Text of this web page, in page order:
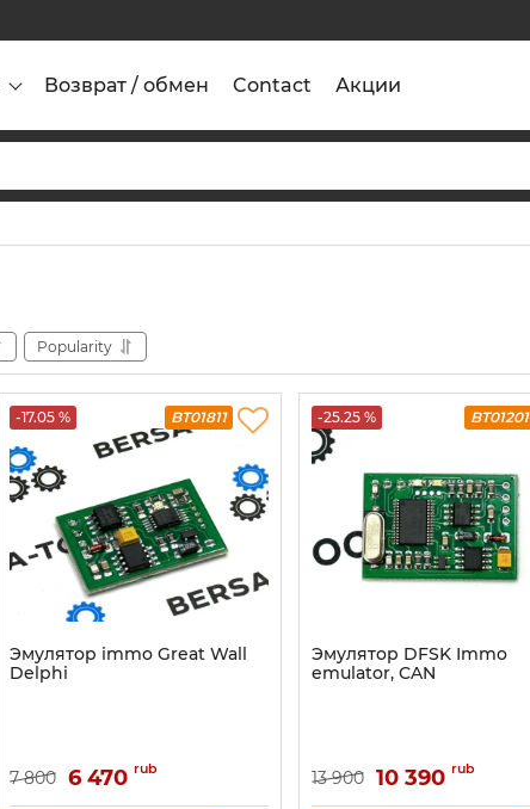
Возврат / обмен Contact Акции
Popularity
-17.05 % BT01811
Эмулятор immo Great Wall
Delphi
7 800 6 470 rub
-25.25 % BT01201
Эмулятор DFSK Immo
emulator, CAN
13 900 10 390 rub